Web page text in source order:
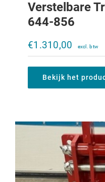
Verstelbare
644-856
€1.310,00
Bekijk het
€